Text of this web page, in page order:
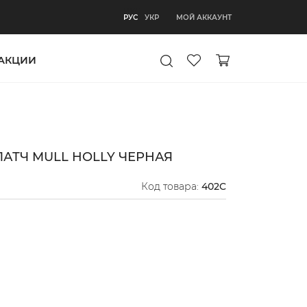
РУС УКР МОЙ АККАУНТ
MULL HOLLY ЧЕРНАЯ
Код товара: 402C